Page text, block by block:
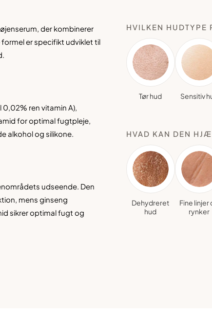
der kombinerer
er specifikt udviklet til
ren vitamin A),
for optimal fugtpleje,
alkohol og silikone.
udseende. Den
mens ginseng
sikrer optimal fugt og
HVILKEN HUDTYPE
Tør hud Sensitiv
HVAD KAN DEN
Dehydreret
hud
Fine linjer
rynker